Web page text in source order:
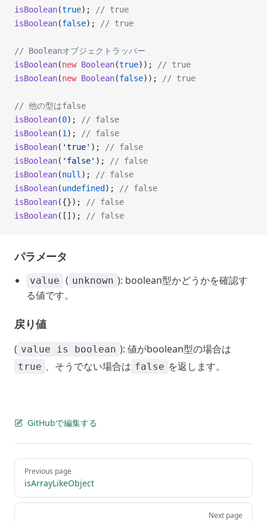
isBoolean(true);
// true
isBoolean(false); // true
// Booleanオブジェクトラッパー
isBoolean(new Boolean(true));
// true
isBoolean(new Boolean(false)); // true
// 他の型はfalse
isBoolean(0);
// false
isBoolean(1 );
// false
isBoolean( 'true' );
// false
isBoolean( 'false' );
// false
isBoolean(null );
// false
isBoolean(undefined );
// false
isBoolean({});
// false
isBoolean([]); // false
パラメータ
value ( unknown ): boolean型かどうかを確認す
る値です。
戻り値
( value is boolean ): 値がboolean型の場合は
true 、そうでない場合は false を返します。
GitHubで編集する
Pager
Previous page
isArrayLikeObject
Next page